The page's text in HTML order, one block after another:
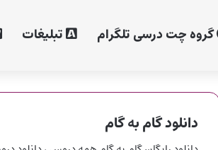
گروه چت درسی تلگرام تبلیغات
دانلود گام به گام